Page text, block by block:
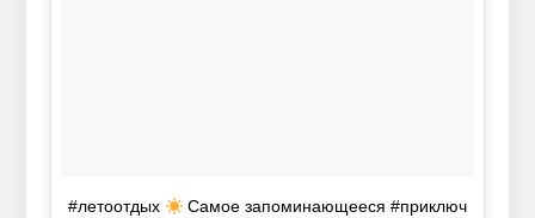
#летоотдых
Самое запоминающееся #приключ